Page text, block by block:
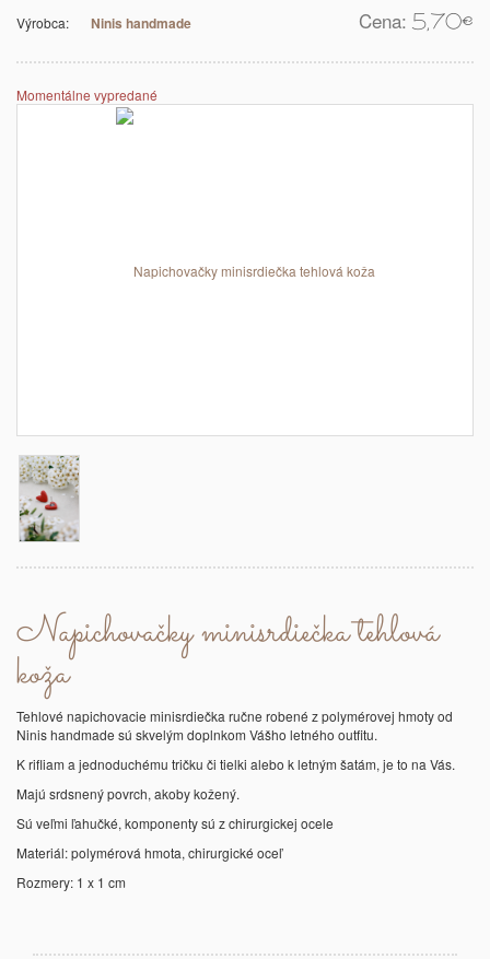
Výrobca: Ninis handmade Cena: 5,70€
Momentálne vypredané
Napichovačky minisrdiečka tehlová
koža
Tehlové napichovacie minisrdiečka ručne robené z polymérovej hmoty od
Ninis handmade sú skvelým doplnkom Vášho letného outfitu.
K rifliam a jednoduchému tričku či tielki alebo k letným šatám, je to na Vás.
Majú srdsnený povrch, akoby kožený.
Sú veľmi ľahučké, komponenty sú z chirurgickej ocele
Materiál: polymérová hmota, chirurgické oceľ
Rozmery: 1 x 1 cm